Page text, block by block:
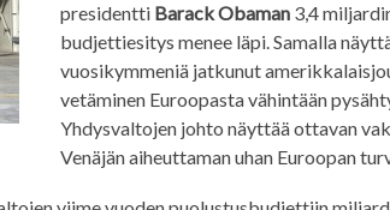
presidentti Barack Obaman 3,4
budjettiesitys menee läpi. Samalla
vuosikymmeniä jatkunut
vetäminen Euroopasta vähintään
Yhdysvaltojen johto näyttää ottavan
Venäjän aiheuttaman uhan Euroopan